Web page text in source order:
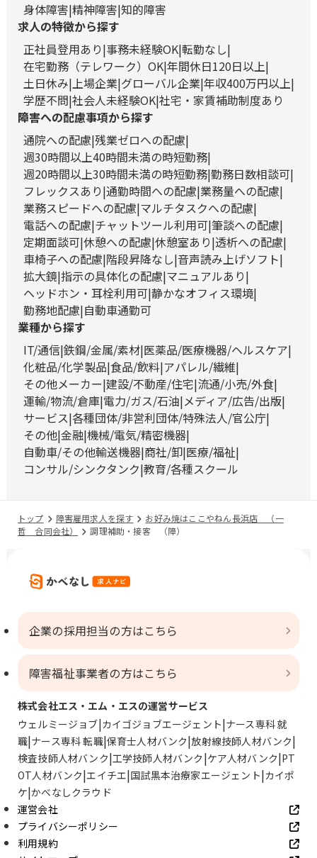
身体障害 精神障害 知的障害
求人の特徴から探す
正社員登用あり 事務未経験OK 転勤なし
在宅勤務（テレワーク）OK 年間休日120日以上
土日休み 上場企業 グローバル企業 年収400万円以上
学歴不問 社会人未経験OK 社宅・家賃補助制度あり
障害への配慮事項から探す
通院への配慮 残業ゼロへの配慮
週30時間以上40時間未満の時短勤務
週20時間以上30時間未満の時短勤務 勤務日数相談可
フレックスあり 通勤時間への配慮 業務量への配慮
業務スピードへの配慮 マルチタスクへの配慮
電話への配慮 チャットツール利用可 筆談への配慮
定期面談可 休憩への配慮 休憩室あり 透析への配慮
車椅子への配慮 階段昇降なし 音声読み上げソフト
拡大鏡 指示の具体化の配慮 マニュアルあり
ヘッドホン・耳栓利用可 静かなオフィス環境
勤務地配慮 自動車通勤可
業種から探す
IT/通信 鉄鋼/金属/素材 医薬品/医療機器/ヘルスケア
化粧品/化学製品 食品/飲料 アパレル/繊維
その他メーカー 建設/不動産/住宅 流通/小売/外食
運輸/物流/倉庫 電力/ガス/石油 メディア/広告/出版
サービス 各種団体/非営利団体/特殊法人/官公庁
その他 金融 機械/電気/精密機器
自動車/その他輸送機器 商社/卸 医療/福祉
コンサル/シンクタンク 教育/各種スクール
トップ 障害雇用求人を探す
お好み焼はここやねん長浜店 （一
哲 合同会社）
調理補助・接客 （障）
企業の採用担当の方はこちら
障害福祉事業者の方はこちら
株式会社エス・エム・エスの運営サービス
ウェルミージョブ カイゴジョブエージェント ナース専科 就
職 ナース専科 転職 保育士人材バンク 放射線技師人材バンク
検査技師人材バンク 工学技師人材バンク ケア人材バンク PT
OT人材バンク エイチエ 国試黒本治療家エージェント カイポ
ケ かべなしクラウド
運営会社
プライバシーポリシー
利用規約